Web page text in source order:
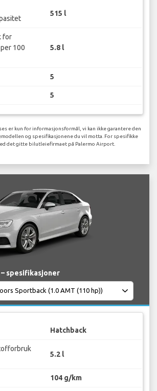
515 l
for
100
5.8 l
5
5
er kun for informasjonsformål, vi kan ikke garantere den
og spesifikasjonene du vil motta. For spesifikke
det gitte bilutleiefirmaet på Palermo Airport.
spesifikasjoner
Hatchback
5.2 l
104 g/km